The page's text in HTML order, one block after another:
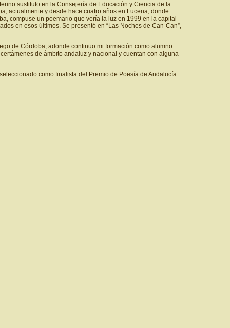
sustituto en la Consejería de Educación y Ciencia de la
actualmente y desde hace cuatro años en Lucena, donde
compuse un poemario que vería la luz en 1999 en la capital
en esos últimos. Se presentó en “Las Noches de Can-Can”,
de Córdoba, adonde continuo mi formación como alumno
de ámbito andaluz y nacional y cuentan con alguna
como finalista del Premio de Poesía de Andalucía